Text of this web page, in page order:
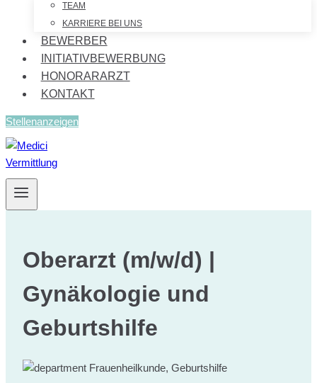
TEAM
KARRIERE BEI UNS
BEWERBER
INITIATIVBEWERBUNG
HONORARARZT
KONTAKT
Stellenanzeigen
Oberarzt (m/w/d) |
Gynäkologie und
Geburtshilfe
Frauenheilkunde, Geburtshilfe